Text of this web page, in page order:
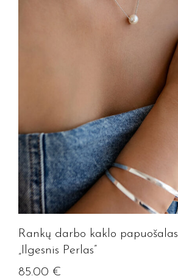
Rankų darbo kaklo papuošalas
„Ilgesnis Perlas”
85.00 €